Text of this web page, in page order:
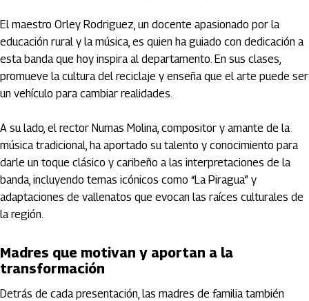
El maestro Orley Rodriguez, un docente apasionado por la
educación rural y la música, es quien ha guiado con dedicación a
esta banda que hoy inspira al departamento. En sus clases,
promueve la cultura del reciclaje y enseña que el arte puede ser
un vehículo para cambiar realidades.
A su lado, el rector Numas Molina, compositor y amante de la
música tradicional, ha aportado su talento y conocimiento para
darle un toque clásico y caribeño a las interpretaciones de la
banda, incluyendo temas icónicos como “La Piragua” y
adaptaciones de vallenatos que evocan las raíces culturales de
la región.
Madres que motivan y aportan a la
transformación
Detrás de cada presentación, las madres de familia también